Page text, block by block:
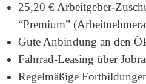
25,20 € Arbeitgeber-
“Premium”
Gute Anbindung an den
Fahrrad-Leasing über
Regelmäßige